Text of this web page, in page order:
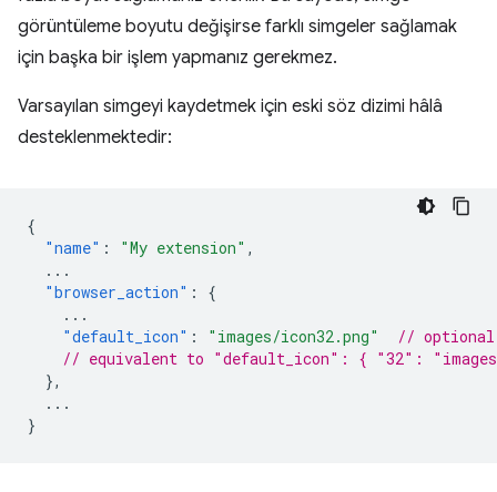
görüntüleme boyutu değişirse farklı simgeler sağlamak
için başka bir işlem yapmanız gerekmez.
Varsayılan simgeyi kaydetmek için eski söz dizimi hâlâ
desteklenmektedir:
{
"name" : "My extension" ,
...
"browser_action" :
{
...
"default_icon" : "images/icon32.png"
// optional
// equivalent to "default_icon": { "32":
},
...
}